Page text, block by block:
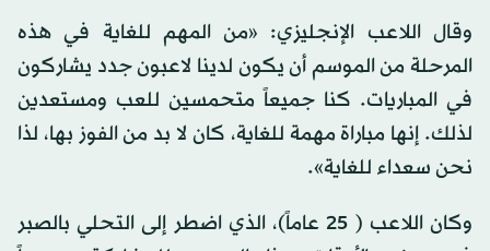
وقال اللاعب الإنجليزي: «من المهم للغاية في هذه
المرحلة من الموسم أن يكون لدينا لاعبون جدد يشاركون
في المباريات. كنا جميعاً متحمسين للعب ومستعدين
لذلك. إنها مباراة مهمة للغاية، كان لا بد من الفوز بها، لذا
نحن سعداء للغاية».
وكان اللاعب ( 25 عاماً)، الذي اضطر إلى التحلي بالصبر